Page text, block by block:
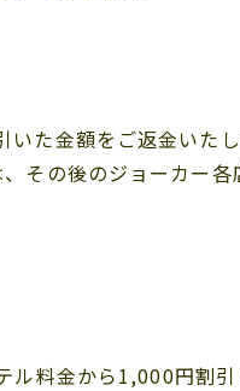
た金額をご返金いたし
その後のジョーカー
ル料金から1,000円割引